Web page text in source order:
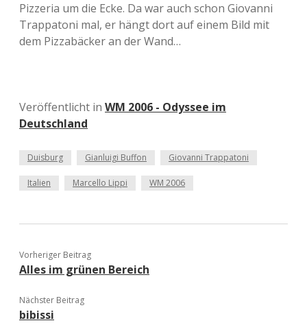
Pizzeria um die Ecke. Da war auch schon Giovanni
Trappatoni mal, er hängt dort auf einem Bild mit
dem Pizzabäcker an der Wand…
Veröffentlicht in WM 2006 - Odyssee im
Deutschland
Duisburg Gianluigi Buffon Giovanni Trappatoni
Italien Marcello Lippi WM 2006
Vorheriger Beitrag
Alles im grünen Bereich
Nächster Beitrag
bibissi